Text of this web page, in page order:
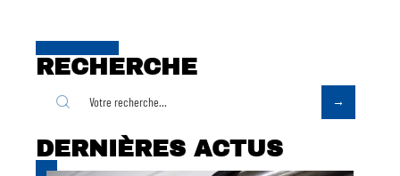
RECHERCHE
DERNIÈRES ACTUS